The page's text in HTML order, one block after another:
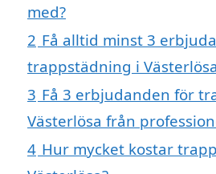
med?
2 Få alltid minst 3
trappstädning i Västerlösa
3 Få 3 erbjudanden för
Västerlösa från
4 Hur mycket kostar